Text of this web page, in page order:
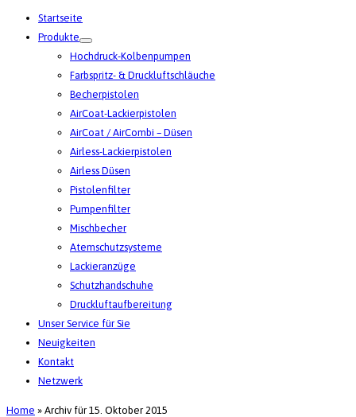
Startseite
Produkte
Hochdruck-Kolbenpumpen
Farbspritz- & Druckluftschläuche
Becherpistolen
AirCoat-Lackierpistolen
AirCoat / AirCombi – Düsen
Airless-Lackierpistolen
Airless Düsen
Pistolenfilter
Pumpenfilter
Mischbecher
Atemschutzsysteme
Lackieranzüge
Schutzhandschuhe
Druckluftaufbereitung
Unser Service für Sie
Neuigkeiten
Kontakt
Netzwerk
Home » Archiv für 15. Oktober 2015